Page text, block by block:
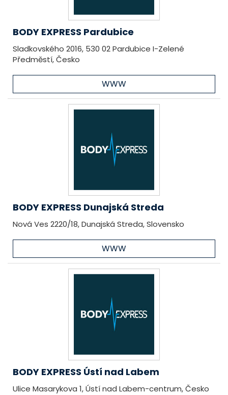
BODY EXPRESS Pardubice
Sladkovského 2016, 530 02 Pardubice I-Zelené
Předměstí, Česko
WWW
BODY EXPRESS Dunajská Streda
Nová Ves 2220/18, Dunajská Streda, Slovensko
WWW
BODY EXPRESS Ústí nad Labem
Ulice Masarykova 1, Ústí nad Labem-centrum, Česko